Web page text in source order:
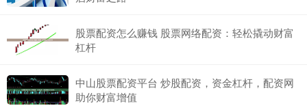
股票配资怎么赚钱 股票网络配资：轻松撬动财富
杠杆
中山股票配资平台 炒股配资，资金杠杆，配资网
助你财富增值